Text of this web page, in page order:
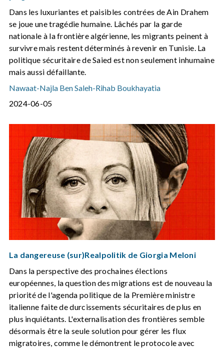
Dans les luxuriantes et paisibles contrées de Ain Drahem
se joue une tragédie humaine. Lâchés par la garde
nationale à la frontière algérienne, les migrants peinent à
survivre mais restent déterminés à revenir en Tunisie. La
politique sécuritaire de Saied est non seulement inhumaine
mais aussi défaillante.
Nawaat-Najla Ben Saleh-Rihab Boukhayatia
2024-06-05
La dangereuse (sur)Realpolitik de Giorgia Meloni
Dans la perspective des prochaines élections
européennes, la question des migrations est de nouveau la
priorité de l'agenda politique de la Première ministre
italienne faite de durcissements sécuritaires de plus en
plus inquiétants. L'externalisation des frontières semble
désormais être la seule solution pour gérer les flux
migratoires, comme le démontrent le protocole avec